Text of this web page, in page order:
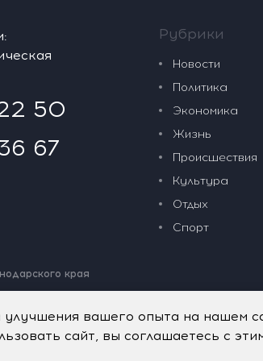
50
67
края
Ctrl+Enter.
Рубрики
Новости
Политика
Экономика
Жизнь
Происшествия
Культура
Отдых
Спорт
вашего опыта на нашем
сайт, вы соглашаетесь с